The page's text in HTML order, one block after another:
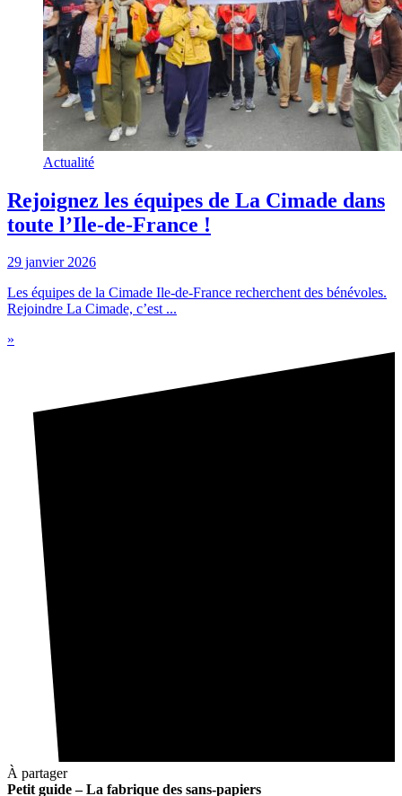
Actualité
Rejoignez les équipes de La Cimade dans
toute l’Ile-de-France !
29 janvier 2026
Les équipes de la Cimade Ile-de-France recherchent des bénévoles.
Rejoindre La Cimade, c’est ...
»
À partager
Petit guide – La fabrique des sans-papiers